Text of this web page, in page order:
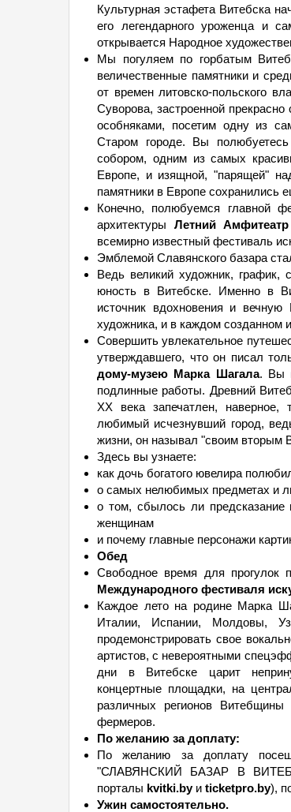
Культурная эстафета Витебска
его легендарного уроженца и
открывается Народное
Мы погуляем по горбатым
величественные памятники и
от времен литовско-польского
Суворова, застроенной
особняками, посетим одну из
Старом городе. Вы
собором, одним из самых
Европе, и изящной, "парящей"
памятники в Европе сохранились
Конечно, полюбуемся главной
архитектуры Летний Амфитеатр
всемирно известный фестиваль
Эмблемой Славянского базара
Ведь великий художник, график,
юность в Витебске. Именно в
источник вдохновения и
художника, и в каждом созданном
Совершить увлекательное
утверждавшего, что он писал
дому-музею Марка Шагала. Вы
подлинные работы. Древний
XX века запечатлен, наверное,
любимый исчезнувший город,
жизни, он называл "своим вторым
Здесь вы узнаете:
как дочь богатого ювелира
о самых нелюбимых предметах и
о том, сбылось ли
женщинам
и почему главные персонажи
Обед
Свободное время для прогулок
Международного фестиваля
Каждое лето на родине Марка
Италии, Испании, Молдовы,
продемонстрировать свое
артистов, с невероятными
дни в Витебске царит
концертные площадки, на
различных регионов
фермеров.
По желанию за доплату:
По желанию за доплату
"СЛАВЯНСКИЙ БАЗАР В
порталы kvitki.byи ticketpro.by),
Ужин самостоятельно.